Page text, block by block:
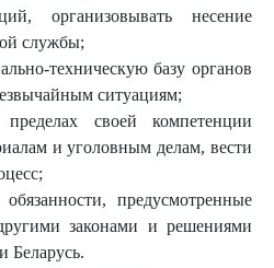
организовывать несение
службы;
техническую базу органов
ситуациям;
своей компетенции
и уголовным делам, вести
предусмотренные
законами и решениями
Беларусь.